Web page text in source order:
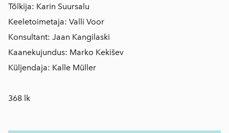
Tõlkija: Karin Suursalu
Keeletoimetaja: Valli Voor
Konsultant: Jaan Kangilaski
Kaanekujundus: Marko Kekišev
Küljendaja: Kalle Müller
368 lk